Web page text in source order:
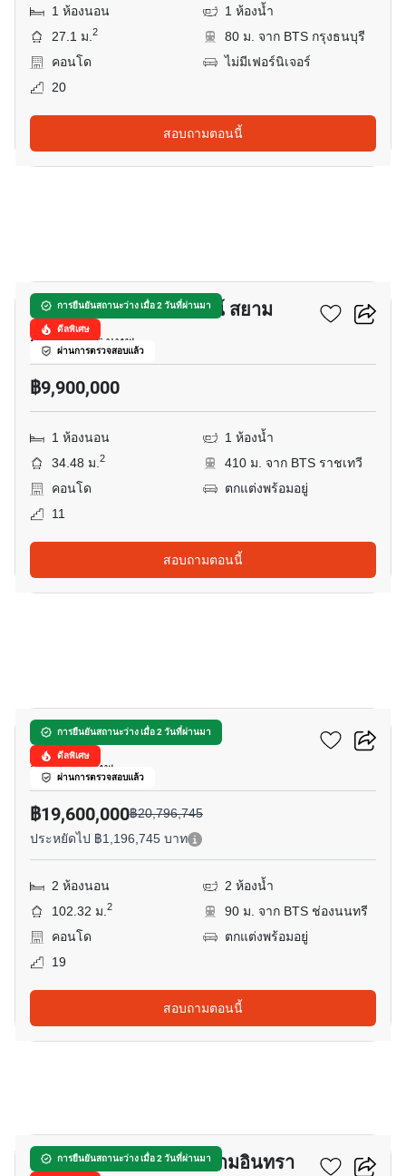
1 ห้องนอน
1 ห้องน้ำ
27.1 ม.2
80 ม. จาก BTS กรุงธนบุรี
คอนโด
ไม่มีเฟอร์นิเจอร์
20
สอบถามตอนนี้
การยืนยันสถานะว่าง เมื่อ 2 วันที่ผ่านมา
ดีลพิเศษ
ผ่านการตรวจสอบแล้ว
วิช ซิกเนเจอร์ 2 มิดทาวน์ สยาม
ราชเทวี, กรุงเทพ
฿9,900,000
1 ห้องนอน
1 ห้องน้ำ
34.48 ม.2
410 ม. จาก BTS ราชเทวี
คอนโด
ตกแต่งพร้อมอยู่
11
สอบถามตอนนี้
การยืนยันสถานะว่าง เมื่อ 2 วันที่ผ่านมา
ดีลพิเศษ
ผ่านการตรวจสอบแล้ว
ดิ อินฟินิตี้ คอนโดมิเนียม
สีลม, กรุงเทพ
฿19,600,000฿20,796,745
ประหยัดไป ฿1,196,745 บาท
2 ห้องนอน
2 ห้องน้ำ
102.32 ม.2
90 ม. จาก BTS ช่องนนทรี
คอนโด
ตกแต่งพร้อมอยู่
19
สอบถามตอนนี้
การยืนยันสถานะว่าง เมื่อ 2 วันที่ผ่านมา
นีเวร่า คอนโด เอกมัย–รามอินทรา